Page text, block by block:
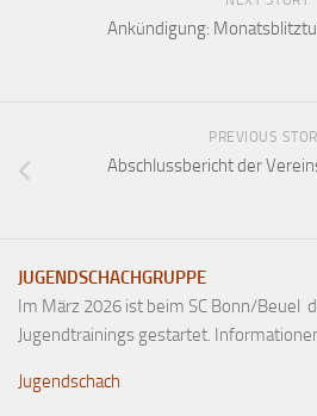
Ankündigung:
PREVIOUS
Abschlussbericht der
JUGENDSCHACHGRUPPE
Im März 2026 ist beim SC Bonn/Beuel
Jugendtrainings gestartet.
Jugendschach